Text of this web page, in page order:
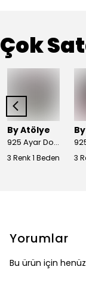
Çok
By Atölye
925 Ayar Doğal Ametist Taşlı Yuvarlak Gümüş Yüzük
3 Renk 1 Beden 3
Yorumlar
Bu ürün için